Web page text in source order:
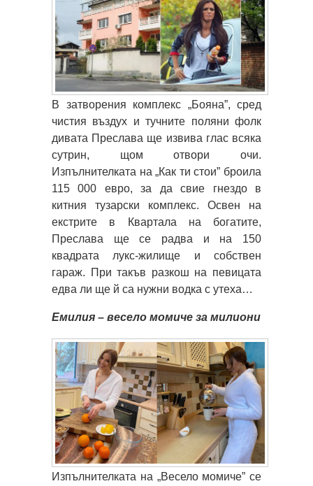
В затворения комплекс „Бояна”, сред
чистия въздух и тучните поляни фолк
дивата Преслава ще извива глас всяка
сутрин, щом отвори очи.
Изпълнителката на „Как ти стои” броила
115 000 евро, за да свие гнездо в
китния тузарски комплекс. Освен на
екстрите в Квартала на богатите,
Преслава ще се радва и на 150
квадрата лукс-жилище и собствен
гараж. При такъв разкош на певицата
едва ли ще й са нужни водка с утеха…
Емилия – весело момиче за милиони
Изпълнителката на „Весело момиче” се